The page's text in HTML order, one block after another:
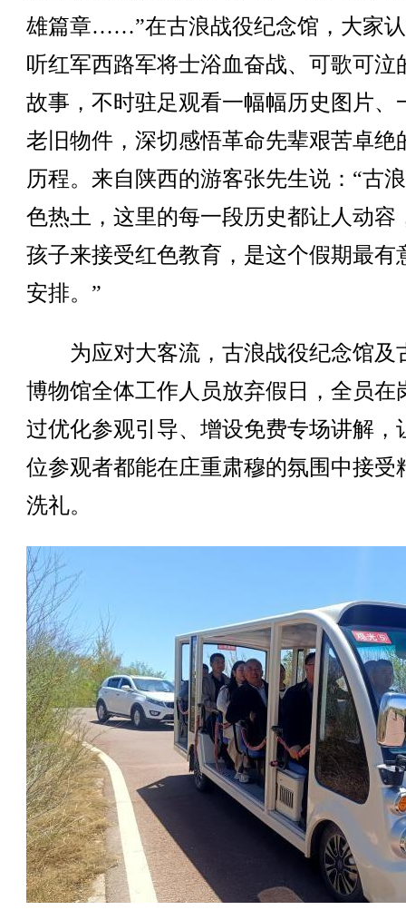
雄篇章……”在古浪战役纪念馆，大家
听红军西路军将士浴血奋战、可歌可泣
故事，不时驻足观看一幅幅历史图片、
老旧物件，深切感悟革命先辈艰苦卓绝
历程。来自陕西的游客张先生说：“古
色热土，这里的每一段历史都让人动容
孩子来接受红色教育，是这个假期最有
安排。”
为应对大客流，古浪战役纪念馆及
博物馆全体工作人员放弃假日，全员在
过优化参观引导、增设免费专场讲解，
位参观者都能在庄重肃穆的氛围中接受
洗礼。